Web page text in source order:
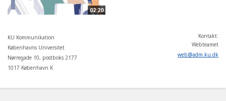
02:20
KU Kommunikation
Københavns Universitet
Nørregade 10, postboks 2177
1017 København K
Kontakt:
Webteamet
web@adm.ku.dk